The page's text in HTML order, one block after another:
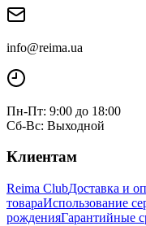
info@reima.ua
Пн-Пт: 9:00 до 18:00
Сб-Вс: Выходной
Клиентам
Reima ClubДоставка и
товараИспользование
рожденияГарантийные